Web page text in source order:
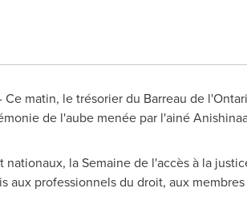
matin, le trésorier du Barreau de
de l'aube menée par l'ainé
la Semaine de l'accès à la
aux professionnels du droit, aux